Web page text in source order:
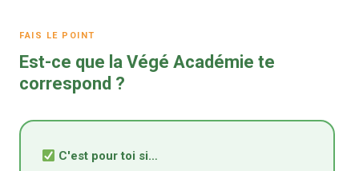
FAIS LE POINT
Est-ce que la Végé Académie te
correspond ?
C'est pour toi si…